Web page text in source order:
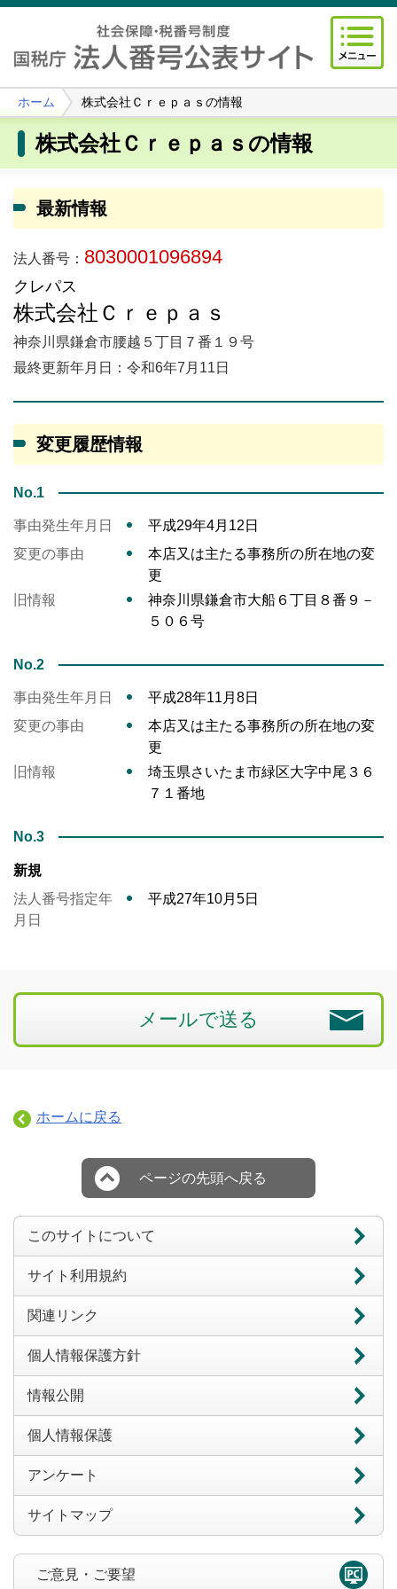
ホーム 株式会社Ｃｒｅｐａｓの情報
株式会社Ｃｒｅｐａｓの情報
最新情報
法人番号： 8030001096894
クレパス
株式会社Ｃｒｅｐａｓ
神奈川県鎌倉市腰越５丁目７番１９号
最終更新年月日：令和6年7月11日
変更履歴情報
No.1
事由発生年月日
平成29年4月12日
変更の事由
本店又は主たる事務所の所在地の変
更
旧情報
神奈川県鎌倉市大船６丁目８番９－
５０６号
No.2
事由発生年月日
平成28年11月8日
変更の事由
本店又は主たる事務所の所在地の変
更
旧情報
埼玉県さいたま市緑区大字中尾３６
７１番地
No.3
新規
法人番号指定年
月日
平成27年10月5日
メールで送る
ホームに戻る
ページの先頭へ戻る
このサイトについて
サイト利用規約
関連リンク
個人情報保護方針
情報公開
個人情報保護
アンケート
サイトマップ
ご意見・ご要望